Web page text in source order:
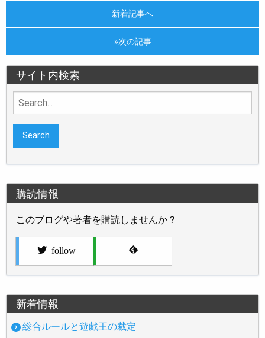
新着記事へ
»次の記事
サイト内検索
Search
for:
購読情報
このブログや著者を購読しませんか？
follow
新着情報
総合ルールと遊戯王の裁定